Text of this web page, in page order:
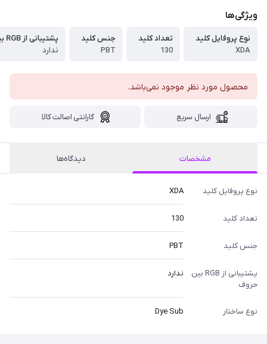
ویژگی‌ها
نوع پروفایل کلید
XDA
تعداد کلید
130
جنس کلید
PBT
پشتیبانی از RGB بین حروف
ندارد
محصول مورد نظر موجود نمی‌باشد.
ارسال سریع گارانتی اصالت کالا
مشخصات دیدگاه‌ها
نوع پروفایل کلید XDA
تعداد کلید 130
جنس کلید PBT
پشتیبانی از RGB بین
حروف
ندارد
نوع ساختار Dye Sub